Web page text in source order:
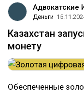
Адвокатские
Деньги
Казахстан
монету
Обеспеченные